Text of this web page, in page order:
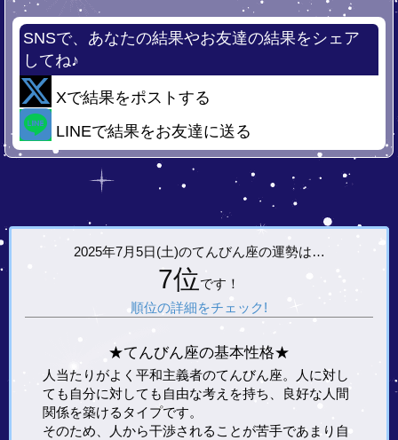
SNSで、あなたの結果やお友達の結果をシェア
してね♪
Xで結果をポストする
LINEで結果をお友達に送る
2025年7月5日(土)のてんびん座の運勢は…
7位です！
順位の詳細をチェック!
★てんびん座の基本性格★
人当たりがよく平和主義者のてんびん座。人に対し
ても自分に対しても自由な考えを持ち、良好な人間
関係を築けるタイプです。
そのため、人から干渉されることが苦手であまり自